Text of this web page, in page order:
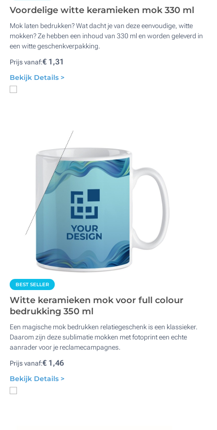
Voordelige witte keramieken mok 330 ml
Mok laten bedrukken? Wat dacht je van deze eenvoudige, witte
mokken? Ze hebben een inhoud van 330 ml en worden geleverd in
een witte geschenkverpakking.
Prijs vanaf:€ 1,31
Bekijk Details >
BEST SELLER
Witte keramieken mok voor full colour
bedrukking 350 ml
Een magische mok bedrukken relatiegeschenk is een klassieker.
Daarom zijn deze sublimatie mokken met fotoprint een echte
aanrader voor je reclamecampagnes.
Prijs vanaf:€ 1,46
Bekijk Details >